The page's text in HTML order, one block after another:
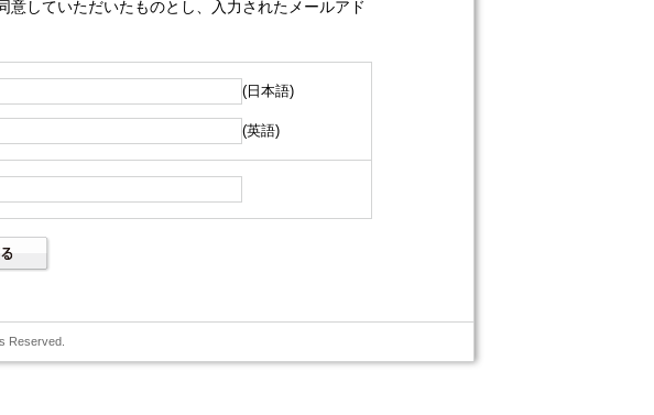
意していただいたものとし、入力されたメールアド
(日本語)
(英語)
Reserved.